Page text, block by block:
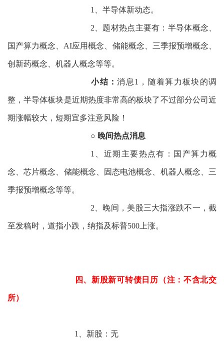
1、半导体新动态。
2、题材热点主要有：半导体概念、
国产算力概念、AI应用概念、储能概念、三季报预增概念、
创新药概念、机器人概念等等。
小结：消息1，随着算力板块的调
整，半导体板块是近期热度非常高的板块了不过部分公司近
期涨幅较大，短期宜多注意风险！
○ 晚间热点消息
1、近期主要热点有：国产算力概
念、芯片概念、储能概念、固态电池概念、机器人概念、三
季报预增概念等等。
2、晚间，美股三大指涨跌不一，截
至发稿时，道指小跌，纳指及标普500上涨。
四、新股新可转债日历（注：不含北交
所）
1、新股：无